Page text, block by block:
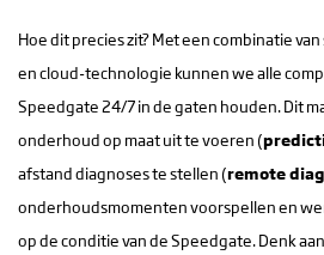
Hoe dit precies zit? Met een combinatie
en cloud-technologie kunnen we alle
Speedgate 24/7 in de gaten houden. Dit
onderhoud op maat uit te voeren (
afstand diagnoses te stellen (remote
onderhoudsmomenten voorspellen en
op de conditie van de Speedgate. Denk